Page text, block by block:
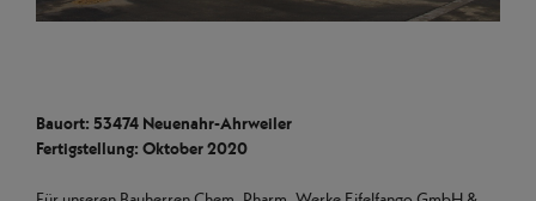
Bauort: 53474 Neuenahr-Ahrweiler
Fertigstellung: Oktober 2020